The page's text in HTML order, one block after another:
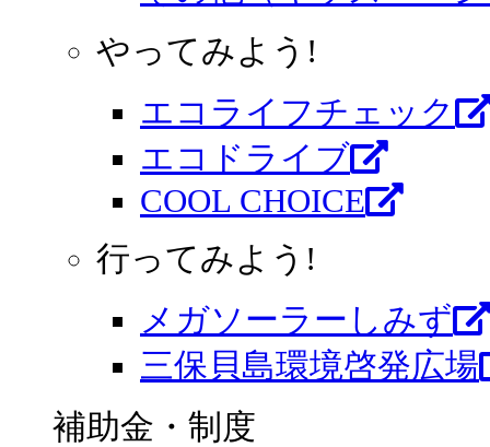
やってみよう!
エコライフチェック
エコドライブ
COOL CHOICE
行ってみよう!
メガソーラーしみず
三保貝島環境啓発広場
補助金・制度